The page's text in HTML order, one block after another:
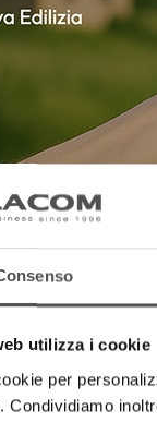
utilizza i cookie
per
Condividiamo
il risparmio